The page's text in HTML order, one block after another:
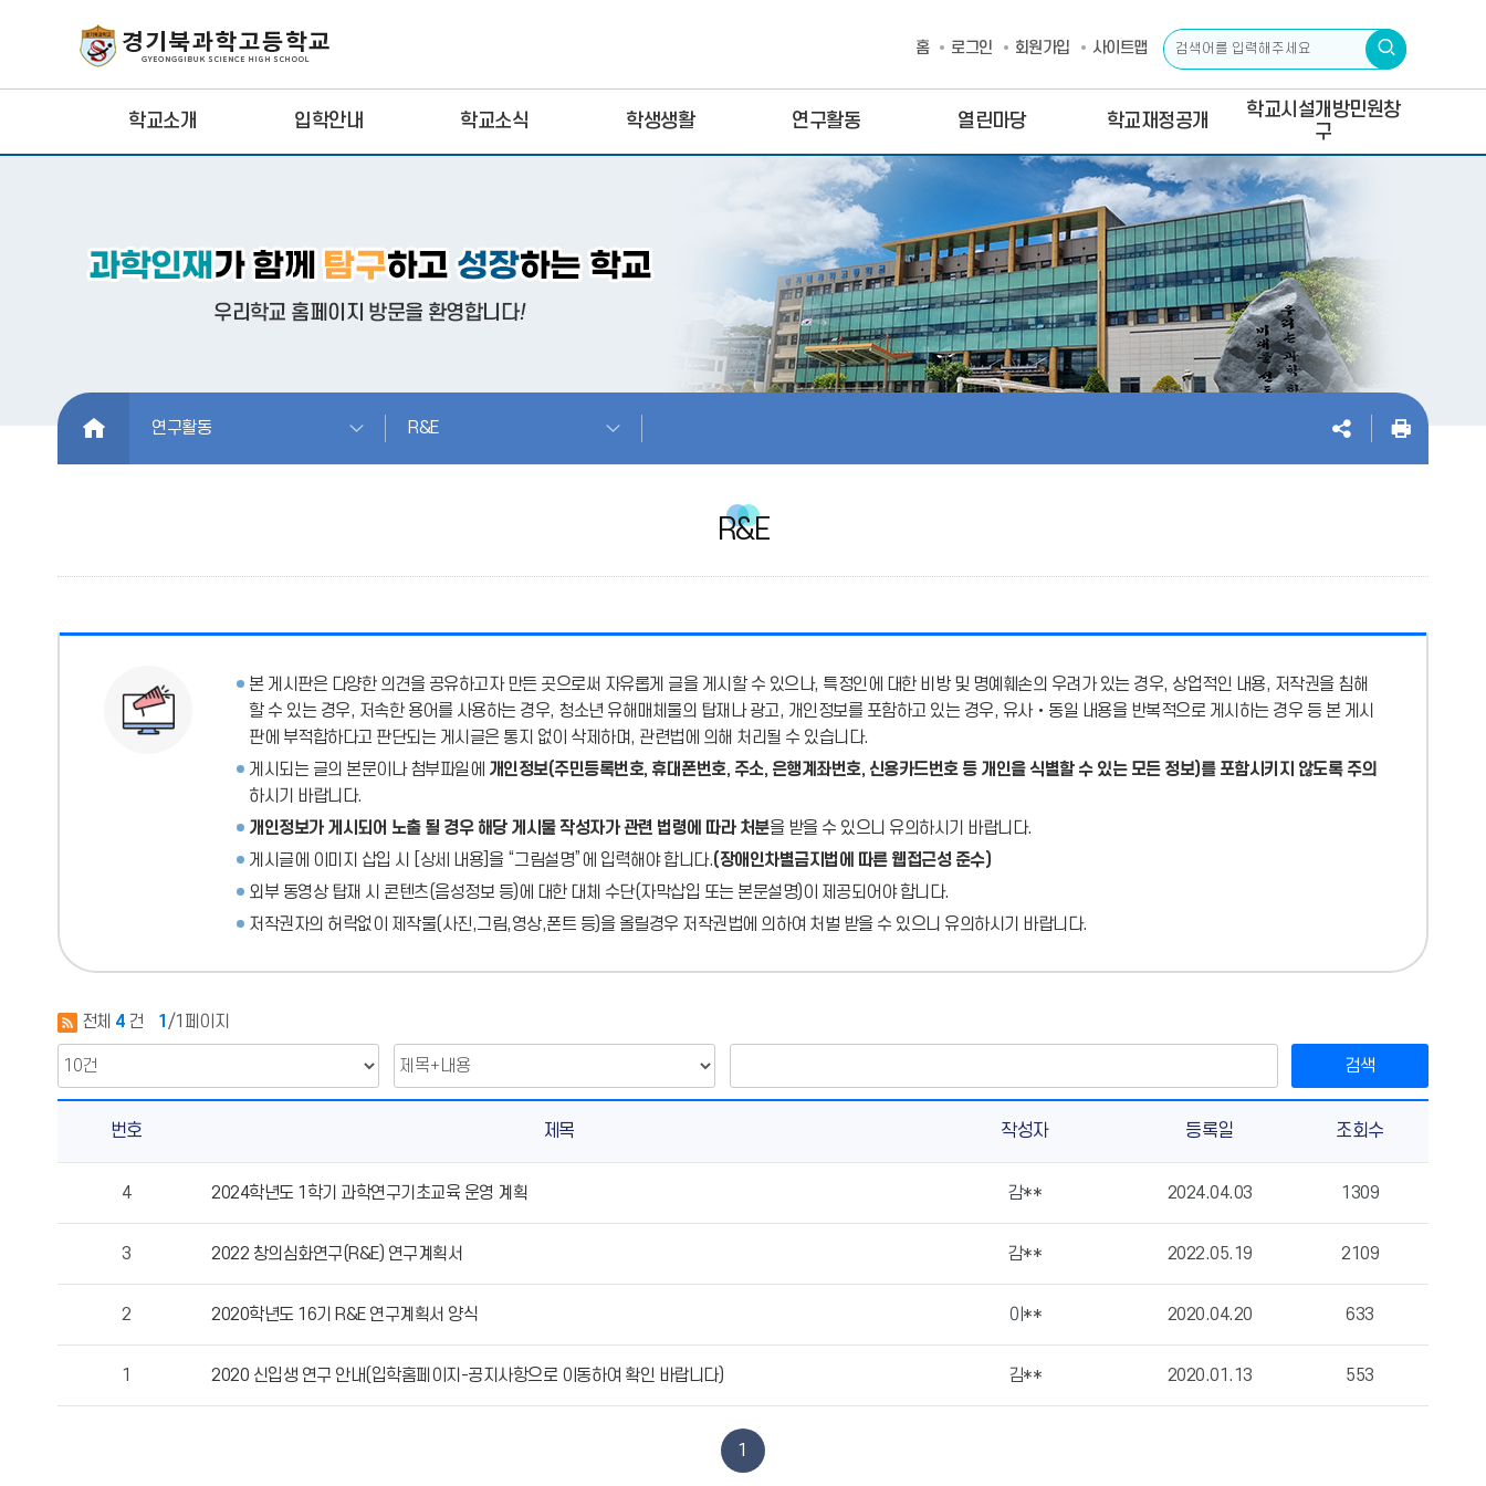
홈 로그인 회원가입 사이트맵
학교소개 입학안내 학교소식 학생생활 연구활동 열린마당 학교재정공개
학교시설개방민원창
구
HOME 연구활동 R&E
R&E
본 게시판은 다양한 의견을 공유하고자 만든 곳으로써 자유롭게 글을 게시할 수 있으나, 특정인에 대한 비방 및 명예훼손의 우려가 있는 경우, 상업적인 내용, 저작권을 침해
할 수 있는 경우, 저속한 용어를 사용하는 경우, 청소년 유해매체물의 탑재나 광고, 개인정보를 포함하고 있는 경우, 유사‧동일 내용을 반복적으로 게시하는 경우 등 본 게시
판에 부적합하다고 판단되는 게시글은 통지 없이 삭제하며, 관련법에 의해 처리될 수 있습니다.
게시되는 글의 본문이나 첨부파일에 개인정보(주민등록번호, 휴대폰번호, 주소, 은행계좌번호, 신용카드번호 등 개인을 식별할 수 있는 모든 정보)를 포함시키지 않도록 주의
하시기 바랍니다.
개인정보가 게시되어 노출 될 경우 해당 게시물 작성자가 관련 법령에 따라 처분을 받을 수 있으니 유의하시기 바랍니다.
게시글에 이미지 삽입 시 [상세 내용]을 “그림설명”에 입력해야 합니다.(장애인차별금지법에 따른 웹접근성 준수)
외부 동영상 탑재 시 콘텐츠(음성정보 등)에 대한 대체 수단(자막삽입 또는 본문설명)이 제공되어야 합니다.
저작권자의 허락없이 제작물(사진,그림,영상,폰트 등)을 올릴경우 저작권법에 의하여 처벌 받을 수 있으니 유의하시기 바랍니다.
전체 4 건 1 /1페이지
검색
E
게
번호 제목 작성자 등록일 조회수
4 2024학년도 1학기 과학연구기초교육 운영 계획 감** 2024.04.03 1309
3 2022 창의심화연구(R&E) 연구계획서 감** 2022.05.19 2109
2 2020학년도 16기 R&E 연구계획서 양식 이** 2020.04.20 633
1 2020 신입생 연구 안내(입학홈페이지-공지사항으로 이동하여 확인 바랍니다) 김** 2020.01.13 553
1